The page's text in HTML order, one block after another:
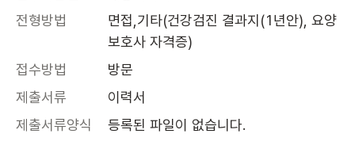
전형방법
면접,기타(건강검진 결과지(1년안), 요양
보호사 자격증)
접수방법
방문
제출서류
이력서
제출서류양식
등록된 파일이 없습니다.